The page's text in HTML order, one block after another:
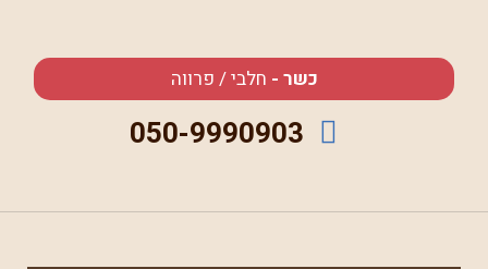
כשר - חלבי / פרווה
050-9990903